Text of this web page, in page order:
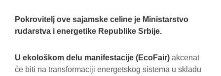
Pokrovitelj ove sajamske celine je Ministarstvo
rudarstva i energetike Republike Srbije.
U ekološkom delu manifestacije (EcoFair) akcenat
će biti na transformaciji energetskog sistema u skladu